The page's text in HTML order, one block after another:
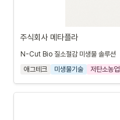
주식회사 메타플라
N-Cut Bio 질소절감 미생물 솔루션
애그테크
미생물기술 저탄소농업